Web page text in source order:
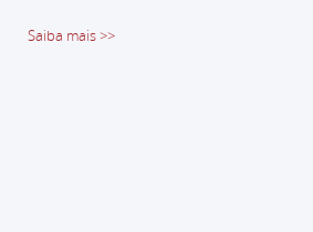
Saiba mais >>